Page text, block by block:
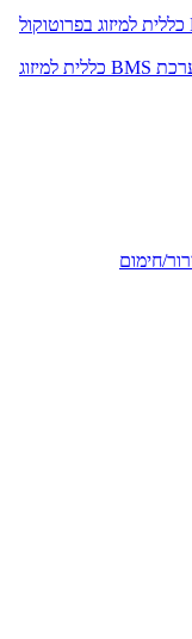
מתאם תקשורת בין מערכת BMS כללית למיזוג בפרוטוקול
מתאם תקשורת CM-6000 בין מערכת BMS כללית למיזוג
חימום